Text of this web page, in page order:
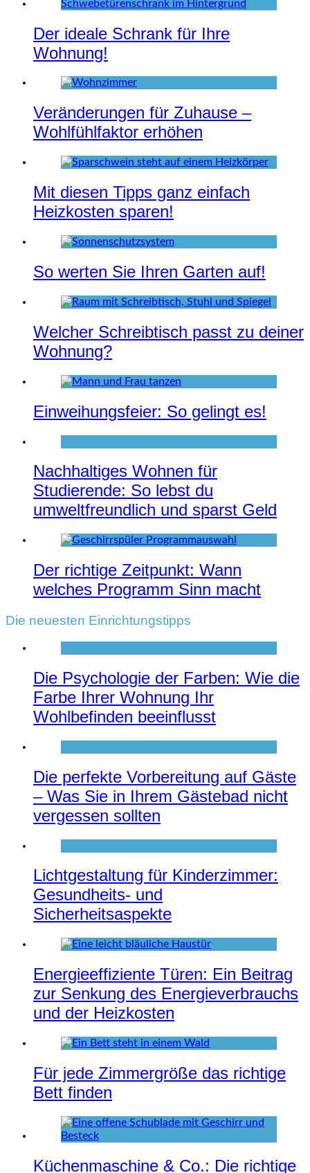
Der ideale Schrank für Ihre
Wohnung!
Veränderungen für Zuhause –
Wohlfühlfaktor erhöhen
Mit diesen Tipps ganz einfach
Heizkosten sparen!
So werten Sie Ihren Garten auf!
Welcher Schreibtisch passt zu deiner
Wohnung?
Einweihungsfeier: So gelingt es!
Nachhaltiges Wohnen für
Studierende: So lebst du
umweltfreundlich und sparst Geld
Der richtige Zeitpunkt: Wann
welches Programm Sinn macht
Die neuesten Einrichtungstipps
Die Psychologie der Farben: Wie die
Farbe Ihrer Wohnung Ihr
Wohlbefinden beeinflusst
Die perfekte Vorbereitung auf Gäste
– Was Sie in Ihrem Gästebad nicht
vergessen sollten
Lichtgestaltung für Kinderzimmer:
Gesundheits- und
Sicherheitsaspekte
Energieeffiziente Türen: Ein Beitrag
zur Senkung des Energieverbrauchs
und der Heizkosten
Für jede Zimmergröße das richtige
Bett finden
Küchenmaschine & Co.: Die richtige